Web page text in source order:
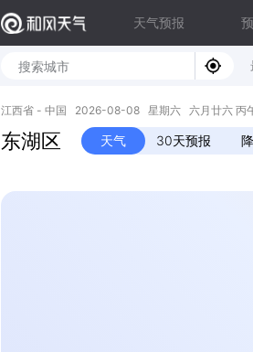
天气预报
江西省 - 中国 2026-08-08 星期六 六月廿六 丙
东湖区 天气 30天预报